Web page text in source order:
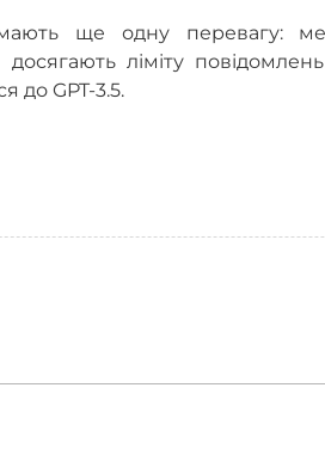
ще одну перевагу:
досягають ліміту
до GPT-3.5.